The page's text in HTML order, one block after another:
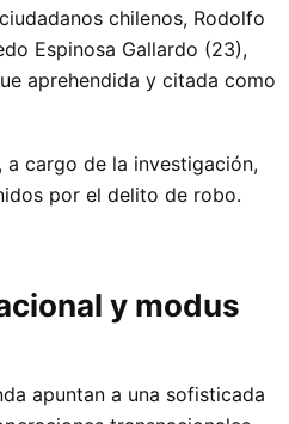
chilenos, Rodolfo
Espinosa Gallardo (23),
aprehendida y citada como
a cargo de la investigación,
por el delito de robo.
y modus
apuntan a una sofisticada